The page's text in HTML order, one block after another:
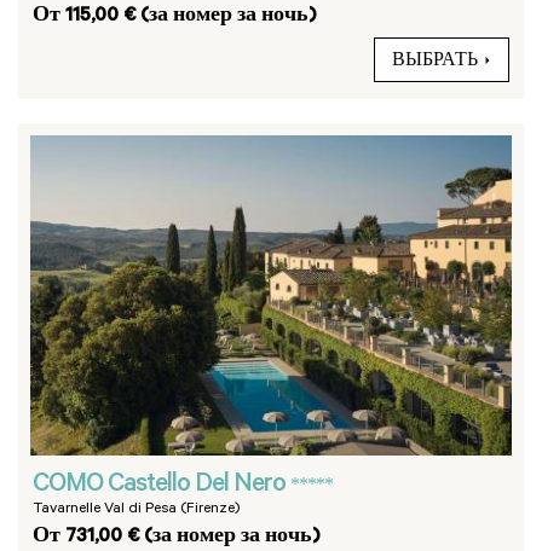
От 115,00 € (за номер за ночь)
ВЫБРАТЬ
COMO Castello Del Nero *****
Tavarnelle Val di Pesa (Firenze)
От 731,00 € (за номер за ночь)